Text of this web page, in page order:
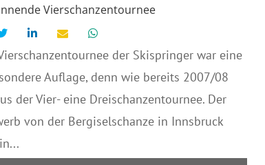
Vierschanzentournee
der Skispringer war eine
Auflage, denn wie bereits 2007/08
der Vier- eine Dreischanzentournee. Der
von der Bergiselschanze in Innsbruck